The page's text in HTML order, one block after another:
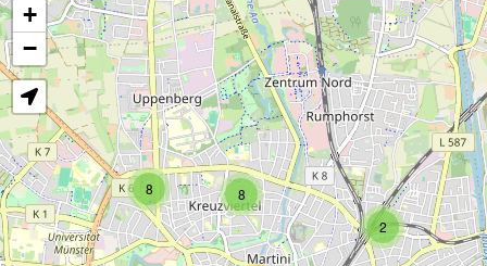
2
8 8
+
−